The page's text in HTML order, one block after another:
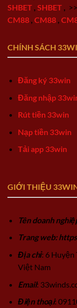
SHBET SHBET
CM88 CM88
CHÍNH SÁCH
Đăng ký 33win
Đăng nhập
Rút tiền 33win
Nạp tiền 33win
Tải app 33win
GIỚI THIỆU
Tên doanh
Trang web:
Địa chỉ: 6 Huyện
Việt Nam
Email:
Điện thoại: